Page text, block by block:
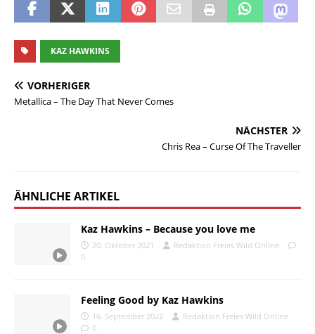
KAZ HAWKINS
VORHERIGER
Metallica – The Day That Never Comes
NÄCHSTER
Chris Rea – Curse Of The Traveller
ÄHNLICHE ARTIKEL
Kaz Hawkins – Because you love me
20. Oktober 2021
Redaktion Freies Wild Online
0
Feeling Good by Kaz Hawkins
16. September 2022
Redaktion Freies Wild Online
0